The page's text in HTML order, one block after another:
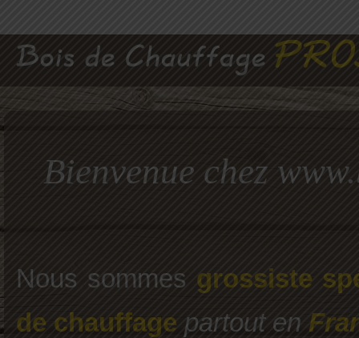
Bienvenue chez
Nous sommes grossiste
de chauffage partout en